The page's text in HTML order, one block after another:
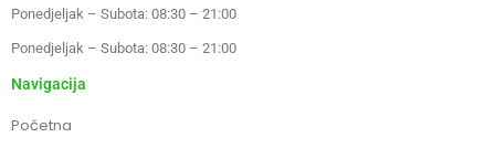
Ponedjeljak – Subota: 08:30 – 21:00
Ponedjeljak – Subota: 08:30 – 21:00
Navigacija
Početna